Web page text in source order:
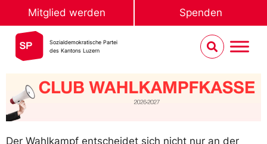
Mitglied werden Spenden
Sozialdemokratische Partei
des Kantons Luzern
Der Wahlkampf entscheidet sich nicht nur an der